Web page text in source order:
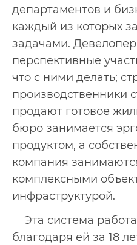
департаментов и
каждый из которых
задачами.
перспективные
что с ними делать;
производственники
продают готовое
бюро занимается
продуктом, а
компания
комплексными
инфраструктурой.
Эта система
благодаря ей за 18